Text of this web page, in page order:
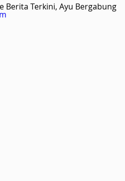
Berita Terkini, Ayu Bergabung